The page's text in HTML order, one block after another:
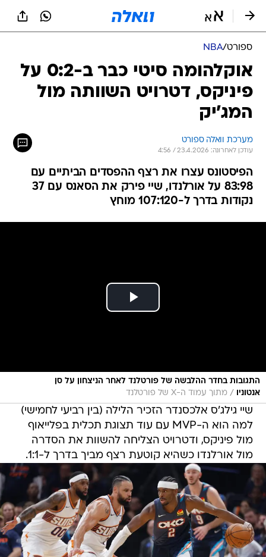
ספורט/
NBA
אוקלהומה סיטי כבר ב-0:2 על
פיניקס, דטרויט השוותה מול
המג'יק
מערכת וואלה ספורט
עודכן לאחרונה: 23.4.2026 / 4:56
הפיסטונס עצרו את רצף ההפסדים הביתיים עם
83:98 על אורלנדו, שיי פירק את הסאנס עם 37
נקודות בדרך ל-107:120 מוחץ
התגובות בחדר ההלבשה של פורטלנד לאחר הניצחון על סן
אנטוניו
/ מתוך עמוד ה-X של פורטלנד
שיי גילג'ס אלכסנדר הזכיר הלילה (בין רביעי לחמישי)
למה הוא ה-MVP עם עוד תצוגת תכלית בפלייאוף
מול פיניקס, ודטרויט הצליחה להשוות את הסדרה
מול אורלנדו כשהיא קוטעת רצף מביך בדרך ל-1:1.